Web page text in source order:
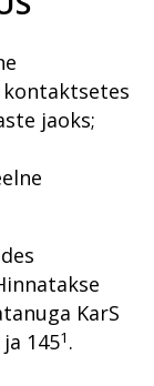
statistika
sidevahendid
ja lapsporno
kätte vara
inimesele,
asukohta sa ei
rikkaks ja teha
uus ringkond,
piirikaubandus
kelmusi
koostöö
jaoks;
KarS
ja 1451 .